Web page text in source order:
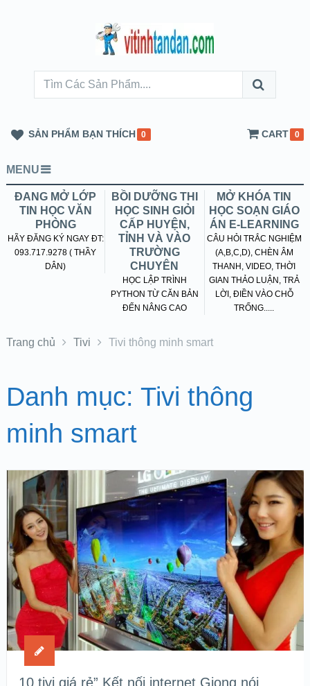
SẢN PHẨM BẠN THÍCH 0 CART 0
MENU
ĐANG MỞ LỚP
TIN HỌC VĂN
PHÒNG
HÃY ĐĂNG KÝ NGAY ĐT:
093.717.9278 ( THẦY
DÂN)
BỒI DƯỠNG THI
HỌC SINH GIỎI
CẤP HUYỆN,
TỈNH VÀ VÀO
TRƯỜNG
CHUYÊN
HỌC LẬP TRÌNH
PYTHON TỪ CĂN BẢN
ĐẾN NÂNG CAO
MỞ KHÓA TIN
HỌC SOẠN GIÁO
ÁN E-LEARNING
CÂU HỎI TRẮC NGHIỆM
(A,B,C,D), CHÈN ÂM
THANH, VIDEO, THỜI
GIAN THẢO LUẬN, TRẢ
LỜI, ĐIỀN VÀO CHỖ
TRỐNG.....
Trang chủ Tivi Tivi thông minh smart
Danh mục: Tivi thông
minh smart
10 tivi giá rẻ” Kết nối internet Giọng nói